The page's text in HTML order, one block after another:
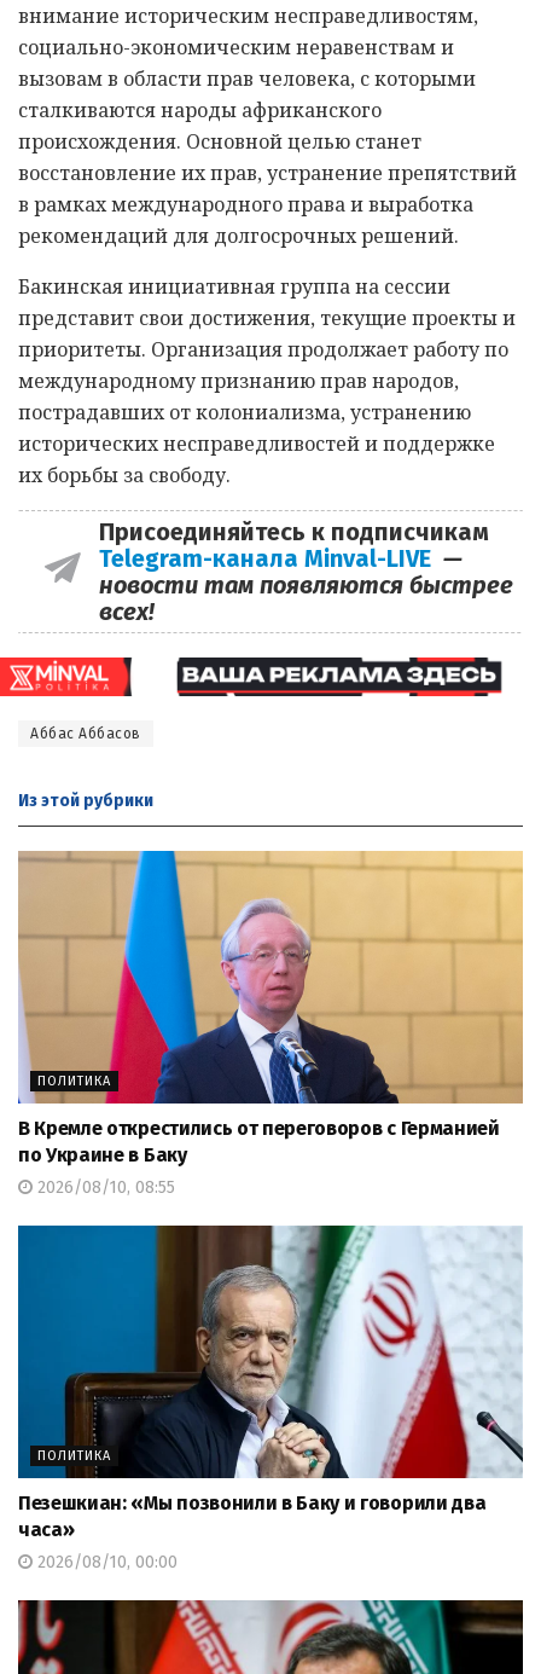
внимание историческим несправедливостям,
социально-экономическим неравенствам и
вызовам в области прав человека, с которыми
сталкиваются народы африканского
происхождения. Основной целью станет
восстановление их прав, устранение препятствий
в рамках международного права и выработка
рекомендаций для долгосрочных решений.
Бакинская инициативная группа на сессии
представит свои достижения, текущие проекты и
приоритеты. Организация продолжает работу по
международному признанию прав народов,
пострадавших от колониализма, устранению
исторических несправедливостей и поддержке
их борьбы за свободу.
Присоединяйтесь к подписчикам
Telegram-канала Minval-LIVE —
новости там появляются быстрее
всех!
Аббас Аббасов
Из этой рубрики
ПОЛИТИКА
В Кремле открестились от переговоров с Германией
по Украине в Баку
2026/08/10, 08:55
ПОЛИТИКА
Пезешкиан: «Мы позвонили в Баку и говорили два
часа»
2026/08/10, 00:00